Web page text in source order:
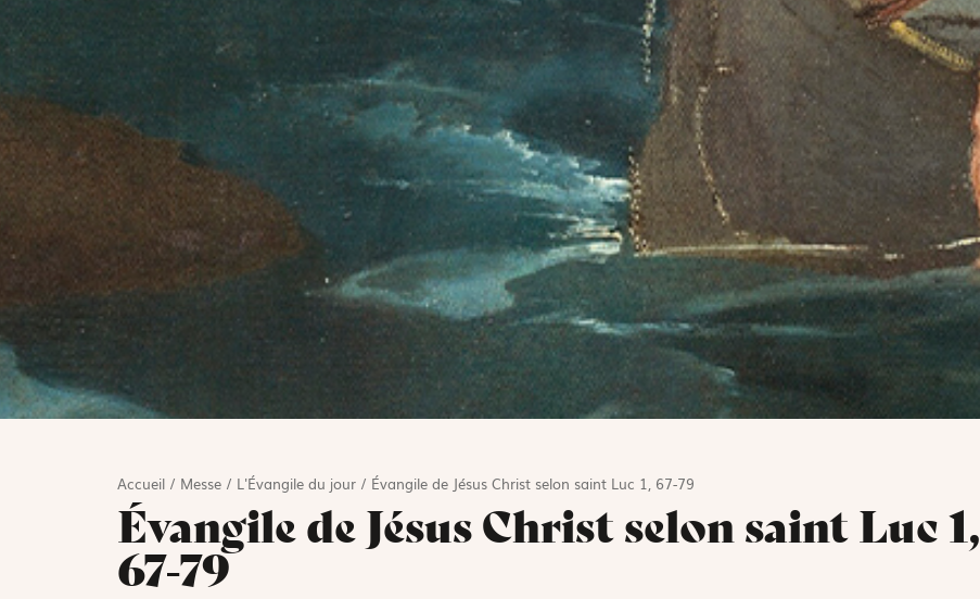
Accueil/ Messe/ L'Évangile du jour/ Évangile de Jésus Christ selon saint Luc 1, 67-79
Évangile de Jésus Christ selon saint Luc 1,
67-79